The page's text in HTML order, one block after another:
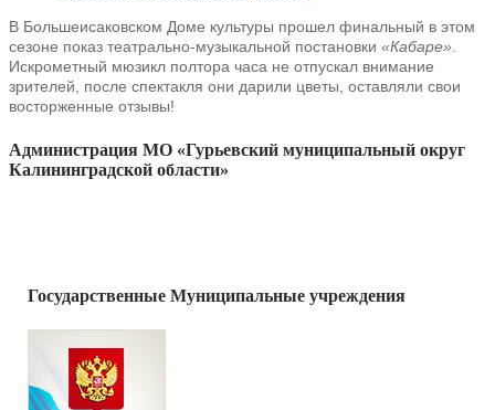
В Большеисаковском Доме культуры прошел финальный в этом
сезоне показ театрально-музыкальной постановки «Кабаре».
Искрометный мюзикл полтора часа не отпускал внимание
зрителей, после спектакля они дарили цветы, оставляли свои
восторженные отзывы!
Администрация МО «Гурьевский муниципальный округ
Калининградской области»
Государственные Муниципальные учреждения